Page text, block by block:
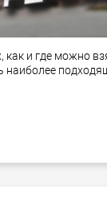
как и где можно
наиболее